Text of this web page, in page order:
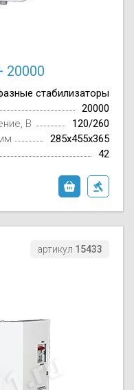
20000
стабилизаторы
20000
В
120/260
285x455x365
42
артикул 15433